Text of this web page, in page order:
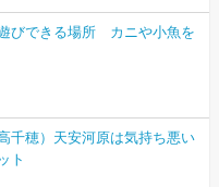
びできる場所 カニや小魚を
千穂）天安河原は気持ち悪い
ト